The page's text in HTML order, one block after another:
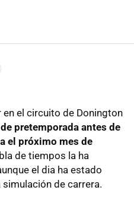
el circuito de Donington
pretemporada antes de
el próximo mes de
de tiempos la ha
el dia ha estado
de carrera.